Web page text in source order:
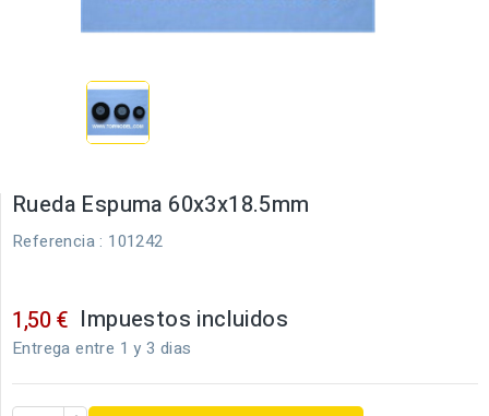
Rueda Espuma 60x3x18.5mm
Referencia : 101242
1,50 € Impuestos incluidos
Entrega entre 1 y 3 dias